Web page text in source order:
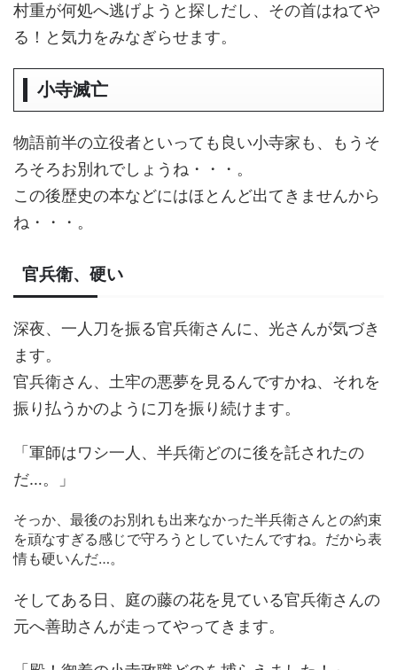
村重が何処へ逃げようと探しだし、その首はねてや
る！と気力をみなぎらせます。
小寺滅亡
物語前半の立役者といっても良い小寺家も、もうそ
ろそろお別れでしょうね・・・。
この後歴史の本などにはほとんど出てきませんから
ね・・・。
官兵衛、硬い
深夜、一人刀を振る官兵衛さんに、光さんが気づき
ます。
官兵衛さん、土牢の悪夢を見るんですかね、それを
振り払うかのように刀を振り続けます。
「軍師はワシ一人、半兵衛どのに後を託されたの
だ…。」
そっか、最後のお別れも出来なかった半兵衛さんとの約束
を頑なすぎる感じで守ろうとしていたんですね。だから表
情も硬いんだ…。
そしてある日、庭の藤の花を見ている官兵衛さんの
元へ善助さんが走ってやってきます。